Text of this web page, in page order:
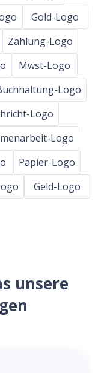
Gold-Logo
Zahlung-Logo
Mwst-Logo
Logo
Logo
Logo
Papier-Logo
Geld-Logo
unsere